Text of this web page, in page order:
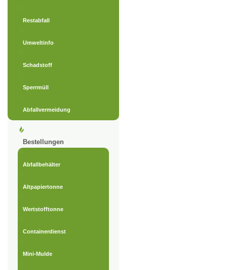
Restabfall
Umweltinfo
Schadstoff
Sperrmüll
Abfallvermeidung
Bestellungen
Abfallbehälter
Altpapiertonne
Wertstofftonne
Containerdienst
Mini-Mulde